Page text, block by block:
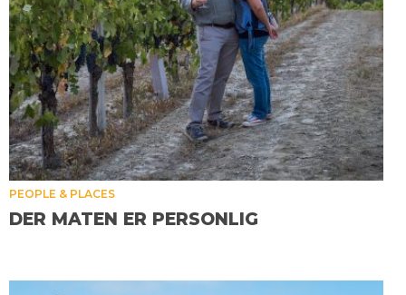
PEOPLE & PLACES
DER MATEN ER PERSONLIG